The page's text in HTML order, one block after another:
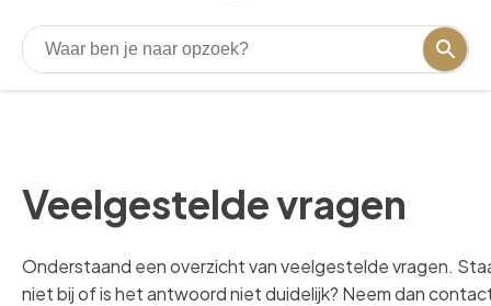
Veelgestelde vragen
Onderstaand een overzicht van veelgestelde vragen.
niet bij of is het antwoord niet duidelijk? Neem dan